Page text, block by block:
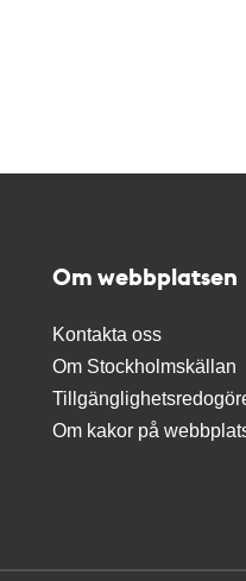
Om webbplatsen
Kontakta oss
Om Stockholmskällan
Om kakor på